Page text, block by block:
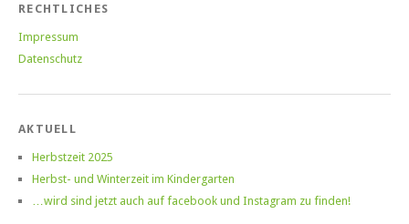
RECHTLICHES
Impressum
Datenschutz
AKTUELL
Herbstzeit 2025
Herbst- und Winterzeit im Kindergarten
…wird sind jetzt auch auf facebook und Instagram zu finden!